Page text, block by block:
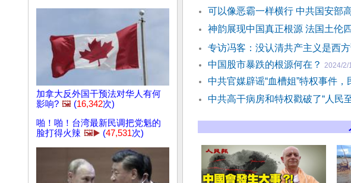
加拿大反外国干预法对华人有何
影响? 🖼️ (16,342次)
啪！啪！台湾最新民调把党魁的
脸打得火辣 🖼️▶️ (47,531次)
可以像恶霸一样横行 中共国安部
神韵展现中国真正根源 法国土伦
专访冯客：没认清共产主义是西
中国股市暴跌的根源何在？ 2024/2/
中共官媒辟谣“血槽姐”特权事件，
中共高干病房和特权戳破了“人民